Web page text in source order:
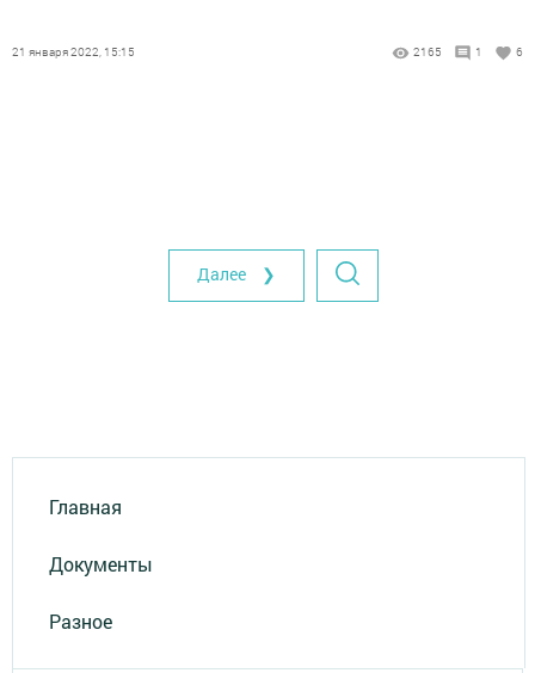
21 января 2022, 15:15 2165 1 6
Далее ❯
Главная
Документы
Разное